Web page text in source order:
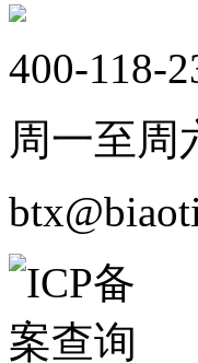
400-118-
周一至周